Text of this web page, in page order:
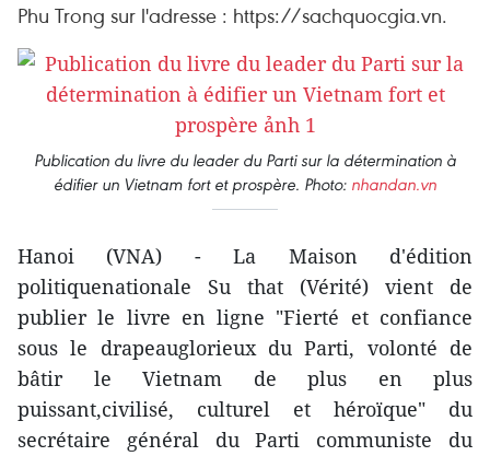
Phu Trong sur l'adresse : https://sachquocgia.vn.
Publication du livre du leader du Parti sur la détermination à
édifier un Vietnam fort et prospère. Photo: nhandan.vn
Hanoi (VNA) - La Maison d'édition
politiquenationale Su that (Vérité) vient de
publier le livre en ligne "Fierté et confiance
sous le drapeauglorieux du Parti, volonté de
bâtir le Vietnam de plus en plus
puissant,civilisé, culturel et héroïque" du
secrétaire général du Parti communiste du